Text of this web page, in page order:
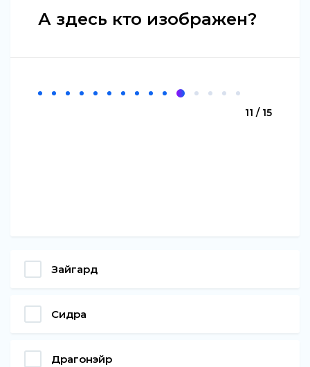
А здесь кто изображен?
11 / 15
Зайгард
Сидра
Драгонэйр